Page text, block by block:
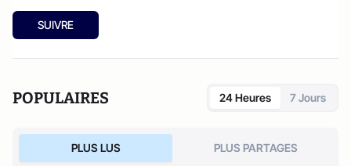
SUIVRE
POPULAIRES 24 Heures 7 Jours
PLUS LUS PLUS PARTAGES